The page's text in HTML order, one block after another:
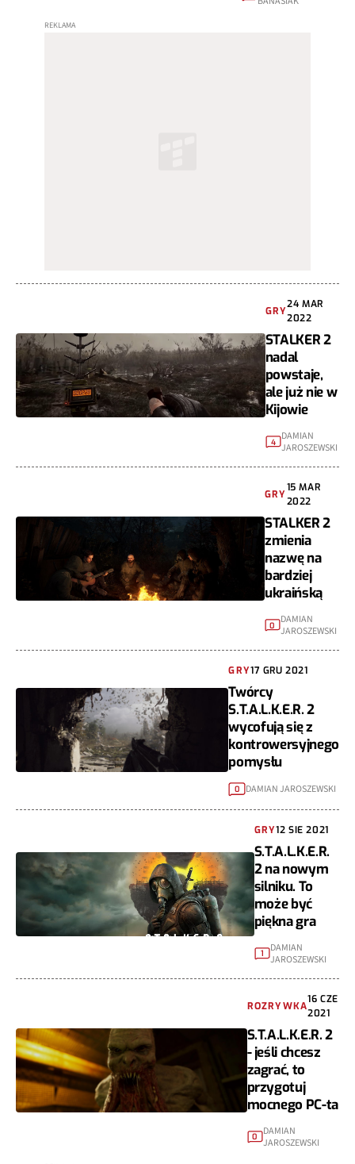
GRY
24 MAR
2022
STALKER 2
nadal
powstaje,
ale już nie w
Kijowie
4 DAMIAN
JAROSZEWSKI
GRY
15 MAR
2022
STALKER 2
zmienia
nazwę na
bardziej
ukraińską
0
DAMIAN
JAROSZEWSKI
GRY17 GRU 2021
Twórcy
S.T.A.L.K.E.R. 2
wycofują się z
kontrowersyjnego
pomysłu
0 DAMIAN JAROSZEWSKI
GRY12 SIE 2021
S.T.A.L.K.E.R.
2 na nowym
silniku. To
może być
piękna gra
1
DAMIAN
JAROSZEWSKI
ROZRYWKA
16 CZE
2021
S.T.A.L.K.E.R. 2
- jeśli chcesz
zagrać, to
przygotuj
mocnego PC-ta
0 DAMIAN
JAROSZEWSKI